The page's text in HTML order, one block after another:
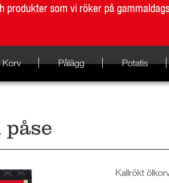
produkter som vi röker på
Korv Pålägg Potatis
Kallrökt